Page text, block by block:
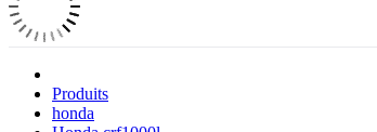
Produits
honda